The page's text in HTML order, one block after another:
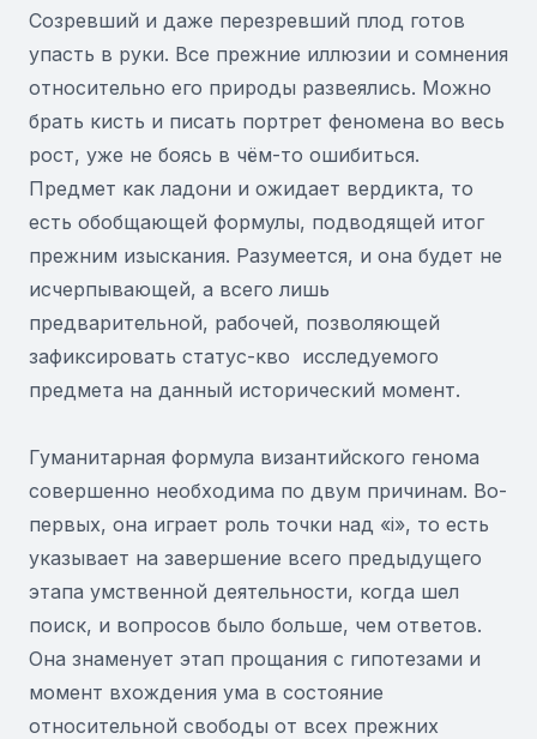
Созревший и даже перезревший плод готов
упасть в руки. Все прежние иллюзии и сомнения
относительно его природы развеялись. Можно
брать кисть и писать портрет феномена во весь
рост, уже не боясь в чём-то ошибиться.
Предмет как ладони и ожидает вердикта, то
есть обобщающей формулы, подводящей итог
прежним изыскания. Разумеется, и она будет не
исчерпывающей, а всего лишь
предварительной, рабочей, позволяющей
зафиксировать статус-кво исследуемого
предмета на данный исторический момент.
Гуманитарная формула византийского генома
совершенно необходима по двум причинам. Во-
первых, она играет роль точки над «i», то есть
указывает на завершение всего предыдущего
этапа умственной деятельности, когда шел
поиск, и вопросов было больше, чем ответов.
Она знаменует этап прощания с гипотезами и
момент вхождения ума в состояние
относительной свободы от всех прежних